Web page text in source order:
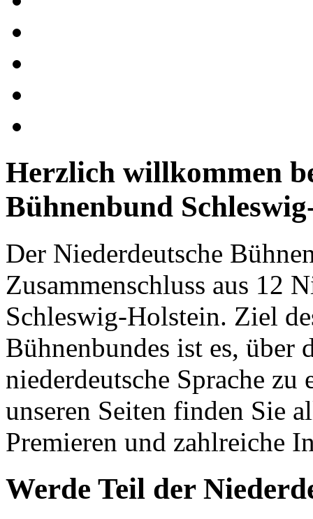
Herz­lich will­kommen
Bühnen­bund
Der Niederdeutsche
Zusammenschluss aus 12
Schleswig-Holstein. Ziel
Bühnenbundes ist es, über
niederdeutsche Sprache
unseren Seiten finden Sie
Premieren und zahlreiche
Werde Teil der